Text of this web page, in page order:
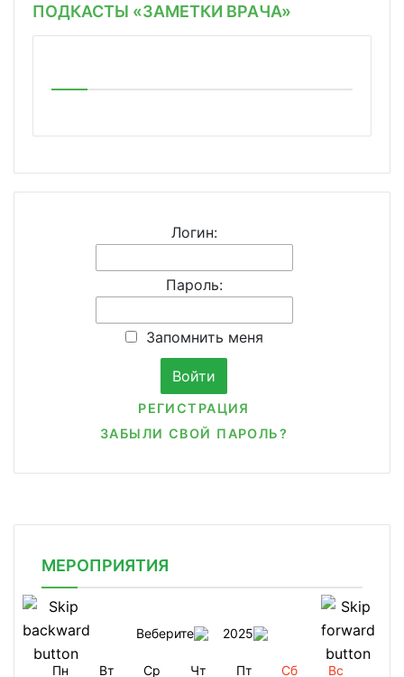
ПОДКАСТЫ «ЗАМЕТКИ ВРАЧА»
Логин:
Пароль:
Запомнить меня
РЕГИСТРАЦИЯ
ЗАБЫЛИ СВОЙ ПАРОЛЬ?
МЕРОПРИЯТИЯ
Веберите 2025
Пн Вт Ср Чт Пт Сб Вс